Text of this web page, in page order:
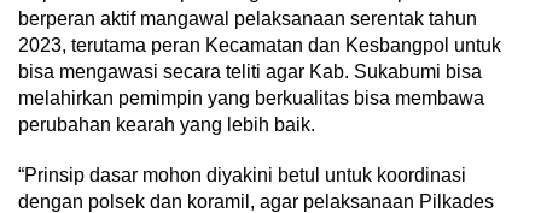
berperan aktif mangawal pelaksanaan serentak tahun
2023, terutama peran Kecamatan dan Kesbangpol untuk
bisa mengawasi secara teliti agar Kab. Sukabumi bisa
melahirkan pemimpin yang berkualitas bisa membawa
perubahan kearah yang lebih baik.
“Prinsip dasar mohon diyakini betul untuk koordinasi
dengan polsek dan koramil, agar pelaksanaan Pilkades